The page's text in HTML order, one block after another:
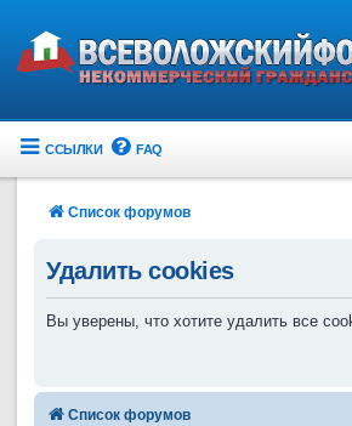
ССЫЛКИ FAQ
Список форумов
Удалить cookies
Вы уверены, что хотите удалить все
Список форумов